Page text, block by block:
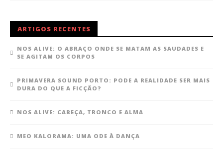
ARTIGOS RECENTES
NOS ALIVE: O ABRAÇO ONDE SE MATAM AS SAUDADES E
SE AGITAM OS CORPOS
PRIMAVERA SOUND PORTO: PODE A REALIDADE SER MAIS
DURA DO QUE A FICÇÃO?
NOS ALIVE: CABEÇA, TRONCO E ALMA
MEO KALORAMA: UMA ODE À DANÇA